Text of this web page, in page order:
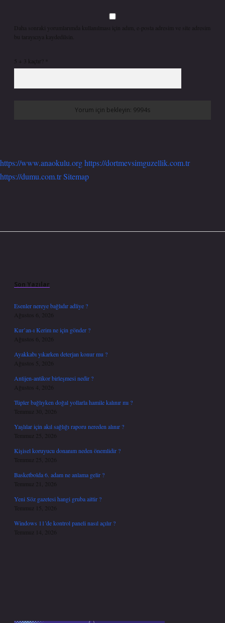
Daha sonraki yorumlarımda kullanılması için adım, e-posta adresim ve site adresim
bu tarayıcıya kaydedilsin.
5 + 3 kaçtır?
https://www.anaokulu.orghttps://dortmevsimguzellik.com.tr
https://dumu.com.trSitemap
Son Yazılar
Esenler nereye bağlıdır adliye ?
Ağustos 6, 2026
Kur’an-ı Kerim ne için gönder ?
Ağustos 6, 2026
Ayakkabı yıkarken deterjan konur mu ?
Ağustos 5, 2026
Antijen-antikor birleşmesi nedir ?
Ağustos 4, 2026
Tüpler bağlıyken doğal yollarla hamile kalınır mı ?
Temmuz 30, 2026
Yaşlılar için akıl sağlığı raporu nereden alınır ?
Temmuz 25, 2026
Kişisel koruyucu donanım neden önemlidir ?
Temmuz 25, 2026
Basketbolda 6. adam ne anlama gelir ?
Temmuz 21, 2026
Yeni Söz gazetesi hangi gruba aittir ?
Temmuz 15, 2026
Windows 11’de kontrol paneli nasıl açılır ?
Temmuz 14, 2026